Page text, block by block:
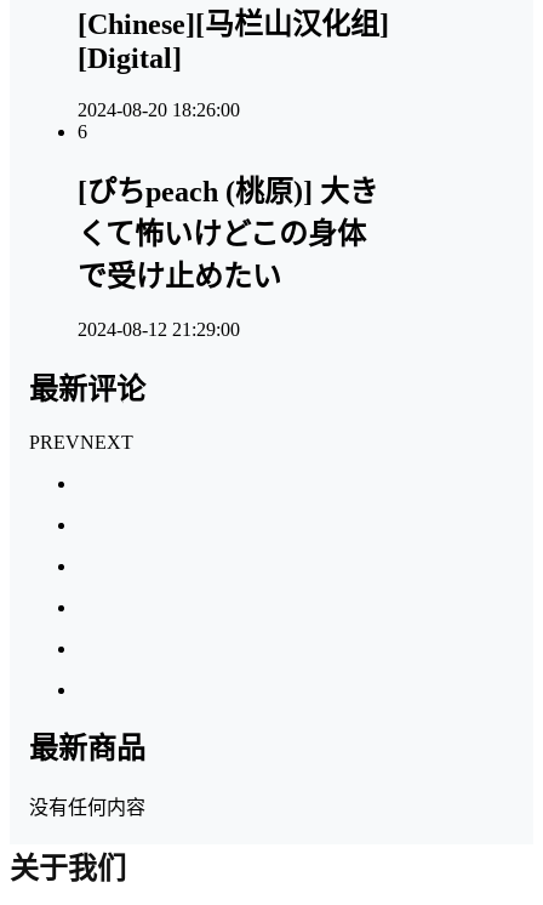
[Chinese][马栏山汉化组]
[Digital]
2024-08-20 18:26:00
6
[ぴちpeach (桃原)] 大き
くて怖いけどこの身体
で受け止めたい
2024-08-12 21:29:00
最新评论
PREVNEXT
最新商品
没有任何内容
关于我们